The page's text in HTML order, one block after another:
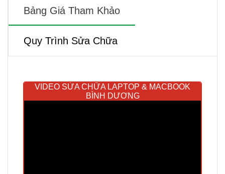
Bảng Giá Tham Khảo
Quy Trình Sửa Chữa
VIDEO SỬA CHỮA LAPTOP & MACBOOK
BÌNH DƯƠNG